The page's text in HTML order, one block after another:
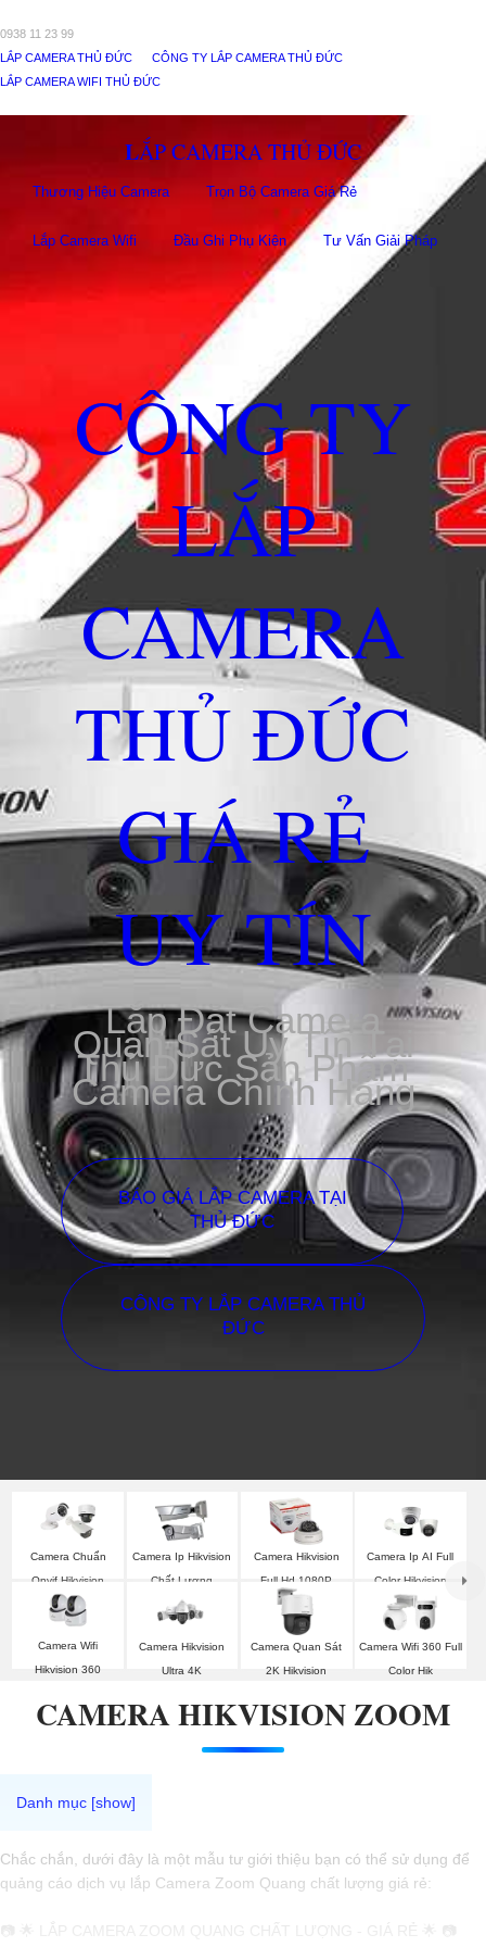
0938 11 23 99
LẮP CAMERA THỦ ĐỨC
CÔNG TY LẮP CAMERA THỦ ĐỨC
LẮP CAMERA WIFI THỦ ĐỨC
LẮP CAMERA THỦ ĐỨC
Thương Hiệu Camera Trọn Bộ Camera Giá Rẻ
Lắp Camera Wifi Đầu Ghi Phụ Kiên Tư Vấn Giải Pháp
CÔNG TY
LẮP
CAMERA
THỦ ĐỨC
GIÁ RẺ
UY TÍN
Lắp Đặt Camera
Quan Sát Uy Tín Tại
Thủ Đức Sản Phẩm
Camera Chính Hãng
BÁO GIÁ LẮP CAMERA TẠI
THỦ ĐỨC
CÔNG TY LẮP CAMERA THỦ
ĐỨC
Camera Chuẩn
Onvif Hikvision
Camera Ip Hikvision
Chất Lượng
Camera Hikvision
Full Hd 1080P
Camera Ip AI Full
Color Hikvision
Camera Wifi
Hikvision 360
Camera Hikvision
Ultra 4K
Camera Quan Sát
2K Hikvision
Camera Wifi 360 Full
Color Hik
CAMERA HIKVISION ZOOM
Chắc chắn, dưới đây là một mẫu tư giới thiệu bạn có thể sử dụng để
quảng cáo dịch vụ lắp Camera Zoom Quang chất lượng giá rẻ: